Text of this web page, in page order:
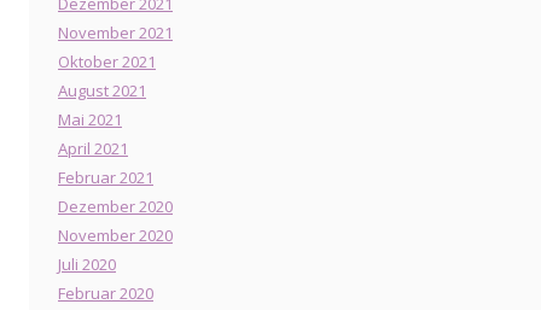
November 2021
Oktober 2021
August 2021
Mai 2021
April 2021
Februar 2021
Dezember 2020
November 2020
Juli 2020
Februar 2020